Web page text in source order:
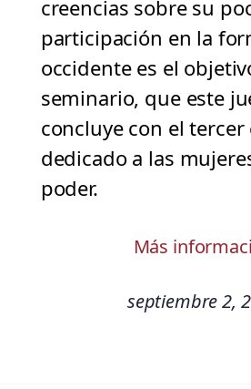
creencias sobre su
participación en la
occidente es el
seminario, que este
concluye con el tercer
dedicado a las
poder.
Más
septiembre 2,